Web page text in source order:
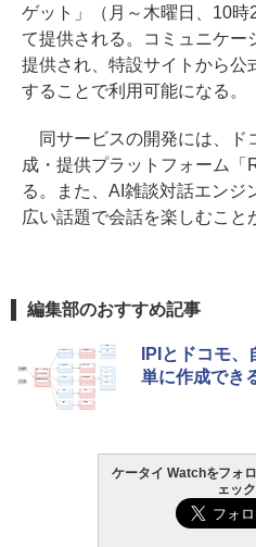
ゲット」（月～木曜日、10
て提供される。コミュニケー
提供され、特設サイトから公
することで利用可能になる。
同サービスの開発には、ド
成・提供プラットフォーム「
る。また、AI雑談対話エンジ
広い話題で会話を楽しむこと
編集部のおすすめ記事
IPIとドコモ
単に作成でき
ケータイ Watchをフォ
ェック